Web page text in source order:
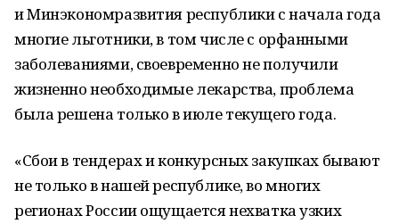
и Минэкономразвития республики с начала года
многие льготники, в том числе с орфанными
заболеваниями, своевременно не получили
жизненно необходимые лекарства, проблема
была решена только в июле текущего года.
«Сбои в тендерах и конкурсных закупках бывают
не только в нашей республике, во многих
регионах России ощущается нехватка узких